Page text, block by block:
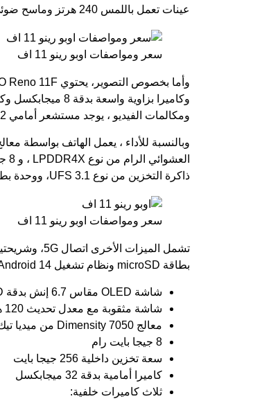
عينات تعمل باللمس 240 هرتز وماسح ضوئي لبصمات الأصابع تحت الشاشة وثقب لكمة للكاميرا وحماية Panda.
سعر ومواصفات اوبو رينو 11 اف
ومكالمات الفيديو ، يوجد مستشعر أمامي Sony IMX32 بدقة 32 ميجابكسل.
ذاكرة التخزين من نوع UFS 3.1، ووحدة بطارية 5000 مللي أمبير في الساعة ودعم الشحن السريع 67 واط.
سعر ومواصفات اوبو رينو 11 اف
بطاقة microSD ونظام تشغيل Android 14 تحت واجهة ColorOS 14 وشهادة IP65 لمقاومة الماء والغبار.
شاشة OLED مقاس 6.7 إنش بدقة FullHD+
شاشة مثقوبة مع معدل تحديث 120 هرتز
معالج Dimensity 7050 من ميديا تيك
8 جيجا بايت رام
سعة تخزين داخلية 256 جيجا بايت
كاميرا أمامية بدقة 32 ميجابكسل
ثلاث كاميرات خلفية: